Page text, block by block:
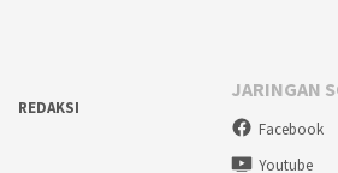
REDAKSI
JARINGAN
Facebook
Youtube